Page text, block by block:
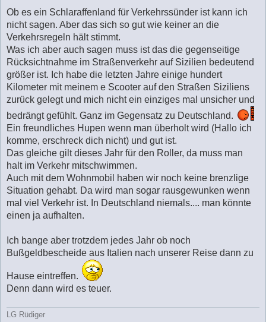
i
r
a
Ob es ein Schlaraffenland für Verkehrssünder ist kann ich
nicht sagen. Aber das sich so gut wie keiner an die
Verkehrsregeln hält stimmt.
Was ich aber auch sagen muss ist das die gegenseitige
Rücksichtnahme im Straßenverkehr auf Sizilien bedeutend
größer ist. Ich habe die letzten Jahre einige hundert
Kilometer mit meinem e Scooter auf den Straßen Siziliens
zurück gelegt und mich nicht ein einziges mal unsicher und
bedrängt gefühlt. Ganz im Gegensatz zu Deutschland.
Ein freundliches Hupen wenn man überholt wird (Hallo ich
komme, erschreck dich nicht) und gut ist.
Das gleiche gilt dieses Jahr für den Roller, da muss man
halt im Verkehr mitschwimmen.
Auch mit dem Wohnmobil haben wir noch keine brenzlige
Situation gehabt. Da wird man sogar rausgewunken wenn
mal viel Verkehr ist. In Deutschland niemals.... man könnte
einen ja aufhalten.
Ich bange aber trotzdem jedes Jahr ob noch
Bußgeldbescheide aus Italien nach unserer Reise dann zu
Hause eintreffen.
Denn dann wird es teuer.
LG Rüdiger